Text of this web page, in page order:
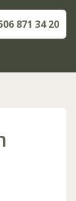
871 34 20